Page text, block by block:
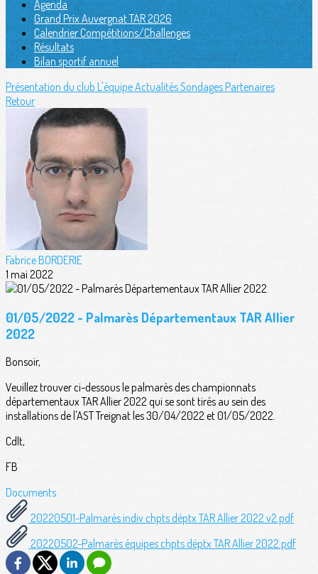
Agenda
Grand Prix Auvergnat TAR 2026
Calendrier Compétitions/Challenges
Résultats
Bilan sportif annuel
Présentation du club L'équipeActualitésSondagesPartenaires
Retour
Fabrice BORDERIE
1 mai 2022
01/05/2022 - Palmarès Départementaux TAR Allier
2022
Bonsoir,
Veuillez trouver ci-dessous le palmarès des championnats
départementaux TAR Allier 2022 qui se sont tirés au sein des
installations de l'AST Treignat les 30/04/2022 et 01/05/2022.
Cdlt,
FB
Documents
20220501-Palmarès indiv chpts déptx TAR Allier 2022 v2.pdf
20220502-Palmarès équipes chpts déptx TAR Allier 2022.pdf